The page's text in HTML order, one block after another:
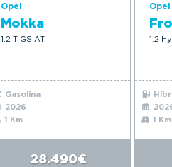
Opel
Mokka
1.2 T GS AT
Gasolina
2026
1 Km
28.490€
Opel
1.2
1 Km